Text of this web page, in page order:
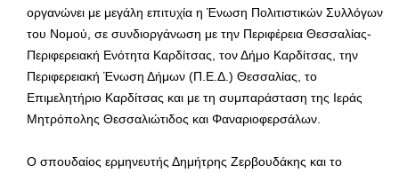
οργανώνει με μεγάλη επιτυχία η Ένωση Πολιτιστικών Συλλόγων
του Νομού, σε συνδιοργάνωση με την Περιφέρεια Θεσσαλίας-
Περιφερειακή Ενότητα Καρδίτσας, τον Δήμο Καρδίτσας, την
Περιφερειακή Ένωση Δήμων (Π.Ε.Δ.) Θεσσαλίας, το
Επιμελητήριο Καρδίτσας και με τη συμπαράσταση της Ιεράς
Μητρόπολης Θεσσαλιώτιδος και Φαναριοφερσάλων.
Ο σπουδαίος ερμηνευτής Δημήτρης Ζερβουδάκης και το